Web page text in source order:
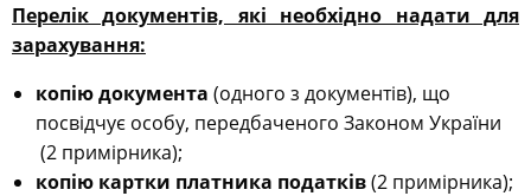
Перелік документів, які необхідно надати для
зарахування:
копію документа (одного з документів), що
посвідчує особу, передбаченого Законом України
(2 примірника);
копію картки платника податків(2 примірника);